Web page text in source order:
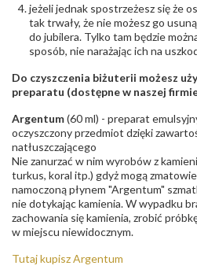
jeżeli jednak spostrzeżesz się że
tak trwały, że nie możesz go
do jubilera. Tylko tam będzie
sposób, nie narażając ich na
Do czyszczenia biżuterii możesz
preparatu (dostępne w naszej
Argentum(60 ml) - preparat
oczyszczony przedmiot dzięki
natłuszczającego
Nie zanurzać w nim wyrobów z
turkus, koral itp.) gdyż mogą
namoczoną płynem "Argentum"
nie dotykając kamienia. W wypadku
zachowania się kamienia, zrobić
w miejscu niewidocznym.
Tutaj kupisz Argentum